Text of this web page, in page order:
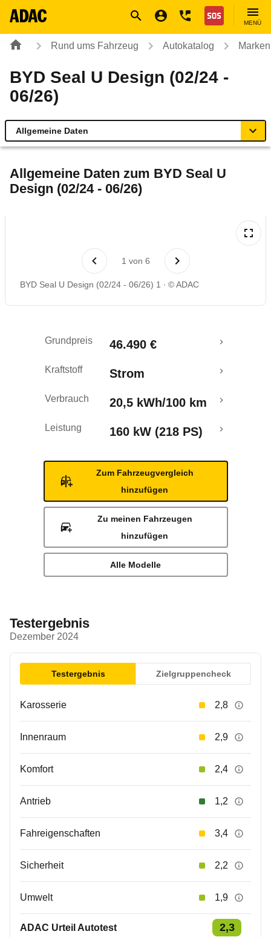
Nothilfe
MENÜ
Rund ums Fahrzeug Autokatalog
BYD Seal U Design (02/24 -
06/26)
Allgemeine Daten
Technische Daten
Laufende Kosten
Crashtest
Allgemeine Daten zum BYD Seal U
Design (02/24 - 06/26)
1 von 6
BYD Seal U Design (02/24 - 06/26) 1 © ADAC
Grundpreis 46.490 €
Kraftstoff Strom
Verbrauch 20,5 kWh/100 km
Leistung 160 kW (218 PS)
Zum Fahrzeugvergleich
hinzufügen
Zu meinen Fahrzeugen
hinzufügen
Alle Modelle
Testergebnis
Dezember 2024
Testergebnis Zielgruppencheck
Karosserie 2,8
Innenraum 2,9
Komfort 2,4
Antrieb 1,2
Fahreigenschaften 3,4
Sicherheit 2,2
Umwelt 1,9
ADAC Urteil Autotest 2,3